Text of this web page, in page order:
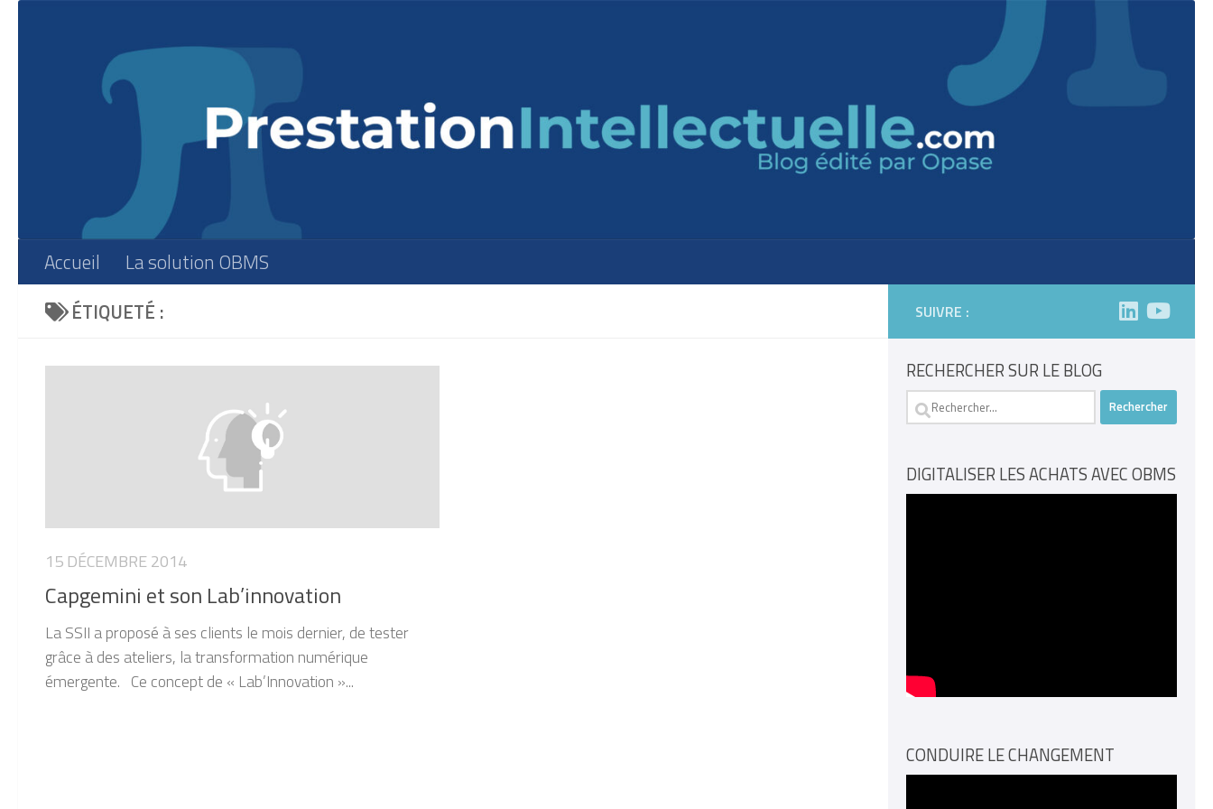
Accueil
La solution OBMS
ÉTIQUETÉ :
15 DÉCEMBRE 2014
Capgemini et son Lab’innovation
La SSII a proposé à ses clients le mois dernier, de tester
grâce à des ateliers, la transformation numérique
émergente. Ce concept de « Lab’Innovation »...
SUIVRE :
RECHERCHER SUR LE BLOG
Rechercher :
DIGITALISER LES ACHATS AVEC OBMS
CONDUIRE LE CHANGEMENT